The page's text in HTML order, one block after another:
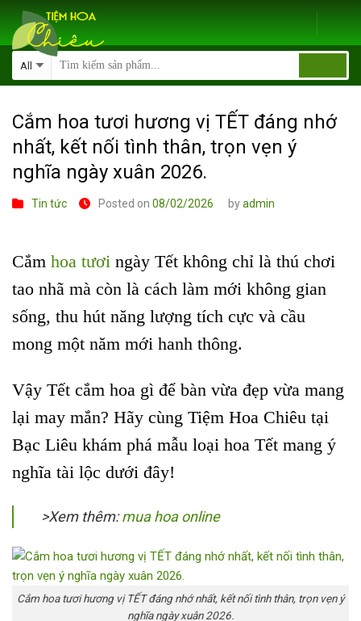
Skip
content
Cắm hoa tươi hương vị TẾT đáng nhớ
nhất, kết nối tình thân, trọn vẹn ý
nghĩa ngày xuân 2026.
Tin tức Posted on 08/02/2026 byadmin
Cắm hoa tươi ngày Tết không chỉ là thú chơi
tao nhã mà còn là cách làm mới không gian
sống, thu hút năng lượng tích cực và cầu
mong một năm mới hanh thông.
Vậy Tết cắm hoa gì để bàn vừa đẹp vừa mang
lại may mắn? Hãy cùng Tiệm Hoa Chiêu tại
Bạc Liêu khám phá mẫu loại hoa Tết mang ý
nghĩa tài lộc dưới đây!
>Xem thêm:mua hoa online
Cắm hoa tươi hương vị TẾT đáng nhớ nhất, kết nối tình thân, trọn vẹn ý
nghĩa ngày xuân 2026.